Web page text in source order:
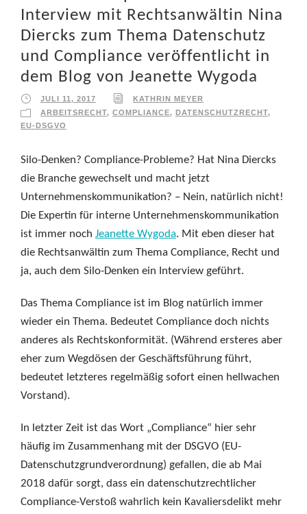
Interview mit Rechtsanwältin Nina
Diercks zum Thema Datenschutz
und Compliance veröffentlicht in
dem Blog von Jeanette Wygoda
JULI 11, 2017
KATHRIN MEYER
ARBEITSRECHT, COMPLIANCE, DATENSCHUTZRECHT,
EU-DSGVO
Silo-Denken? Compliance-Probleme? Hat Nina Diercks
die Branche gewechselt und macht jetzt
Unternehmenskommunikation? – Nein, natürlich nicht!
Die Expertin für interne Unternehmenskommunikation
ist immer noch Jeanette Wygoda. Mit eben dieser hat
die Rechtsanwältin zum Thema Compliance, Recht und
ja, auch dem Silo-Denken ein Interview geführt.
Das Thema Compliance ist im Blog natürlich immer
wieder ein Thema. Bedeutet Compliance doch nichts
anderes als Rechtskonformität. (Während ersteres aber
eher zum Wegdösen der Geschäftsführung führt,
bedeutet letzteres regelmäßig sofort einen hellwachen
Vorstand).
In letzter Zeit ist das Wort „Compliance“ hier sehr
häufig im Zusammenhang mit der DSGVO (EU-
Datenschutzgrundverordnung) gefallen, die ab Mai
2018 dafür sorgt, dass ein datenschutzrechtlicher
Compliance-Verstoß wahrlich kein Kavaliersdelikt mehr